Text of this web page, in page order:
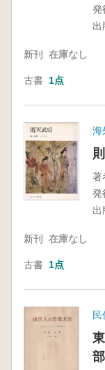
発
出
新刊 在庫なし
古書 1点
海
著
発
出
新刊 在庫なし
古書 1点